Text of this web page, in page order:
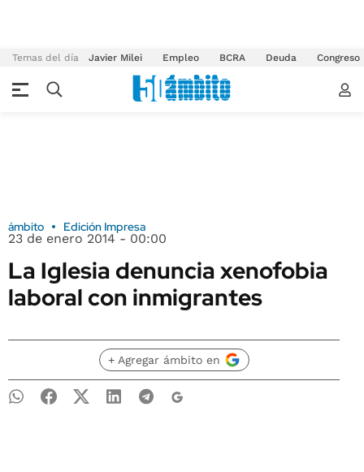
Temas del día Javier Milei Empleo BCRA Deuda Congreso
ámbito Edición Impresa
23 de enero 2014 - 00:00
La Iglesia denuncia xenofobia
laboral con inmigrantes
+ Agregar ámbito en